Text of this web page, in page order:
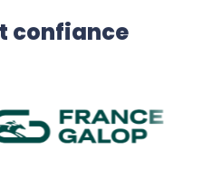
confiance